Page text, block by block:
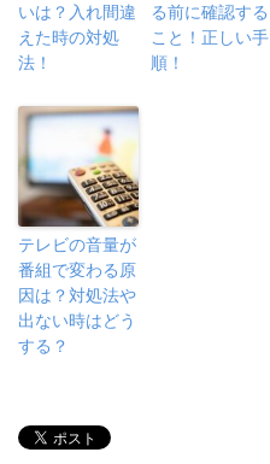
いは？入れ間違
えた時の対処
法！
る前に確認する
こと！正しい手
順！
テレビの音量が
番組で変わる原
因は？対処法や
出ない時はどう
する？